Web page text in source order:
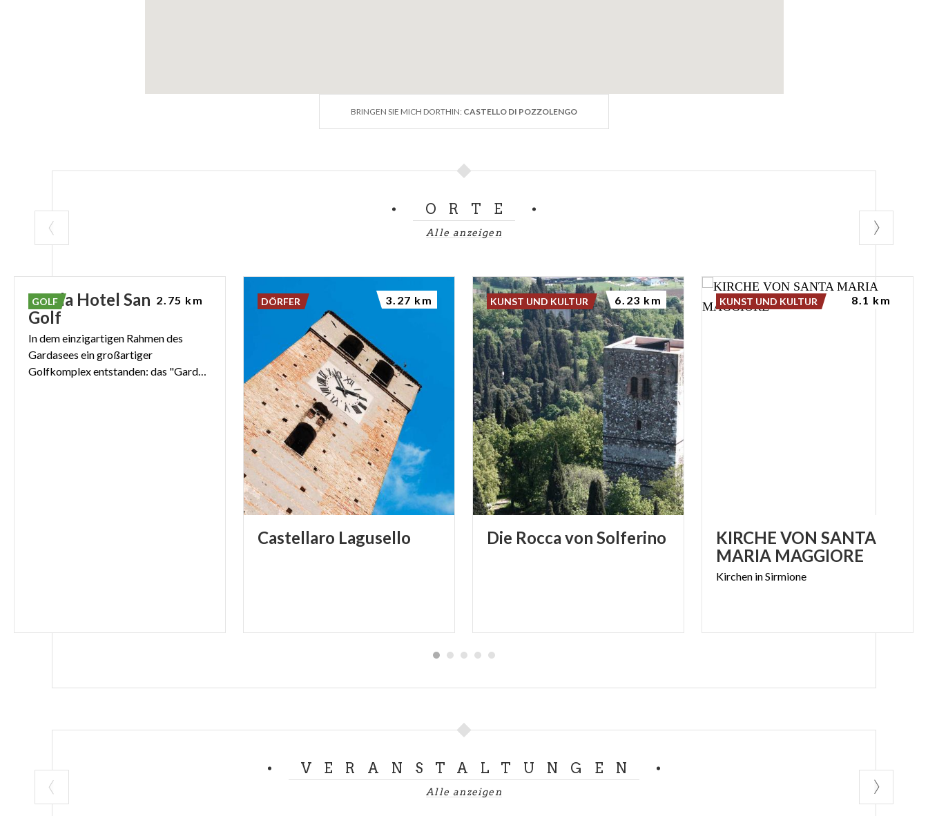
BRINGEN SIE MICH DORTHIN: CASTELLO DI POZZOLENGO
ORTE
Alle anzeigen
Garda Hotel San Vigilio
Golf
In dem einzigartigen Rahmen des
Gardasees ein großartiger
Golfkomplex entstanden: das "Garda Hotel San Vigilio Golf".
GOLF 2.75 km
Castellaro Lagusello
DÖRFER 3.27 km
Die Rocca von Solferino
KUNST UND KULTUR 6.23 km
KIRCHE VON SANTA
MARIA MAGGIORE
Kirchen inSirmione
KUNST UND KULTUR 8.1 km
VERANSTALTUNGEN
Alle anzeigen